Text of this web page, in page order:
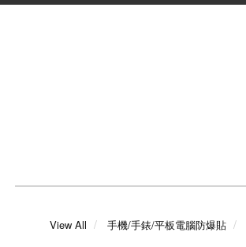
View All 手機/手錶/平板電腦防爆貼